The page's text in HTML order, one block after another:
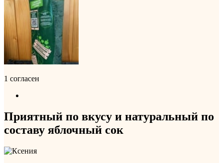
1 согласен
Приятный по вкусу и натуральный по
составу яблочный сок